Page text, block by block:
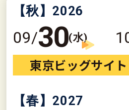
【秋】 2026
09/30(水)
東京ビッグサイ
【春】 2027